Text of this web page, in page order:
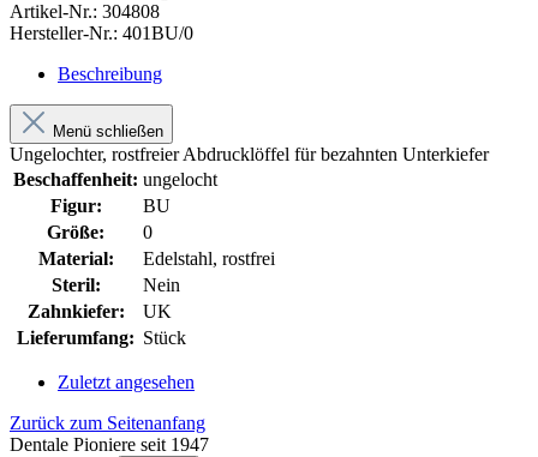
Artikel-Nr.: 304808
Hersteller-Nr.: 401BU/0
Beschreibung
Menü schließen
Ungelochter, rostfreier Abdrucklöffel für bezahnten Unterkiefer
Beschaffenheit: ungelocht
Figur:
BU
Größe:
0
Material:
Edelstahl, rostfrei
Steril:
Nein
Zahnkiefer:
UK
Lieferumfang: Stück
Zuletzt angesehen
Zurück zum Seitenanfang
Dentale Pioniere seit 1947